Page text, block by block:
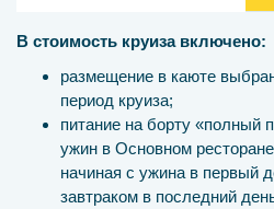
В стоимость круиза включено:
размещение в каюте
период круиза;
питание на борту «полный
ужин в Основном
начиная с ужина в первый
завтраком в последний